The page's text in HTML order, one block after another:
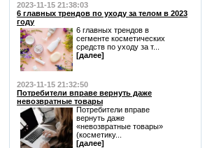
2023-11-15 21:38:03
6 главных трендов по уходу за телом в 2023
году
6 главных трендов в
сегменте косметических
средств по уходу за т...
[далее]
2023-11-15 21:32:50
Потребители вправе вернуть даже
невозвратные товары
Потребители вправе
вернуть даже
«невозвратные товары»
(косметику...
[далее]